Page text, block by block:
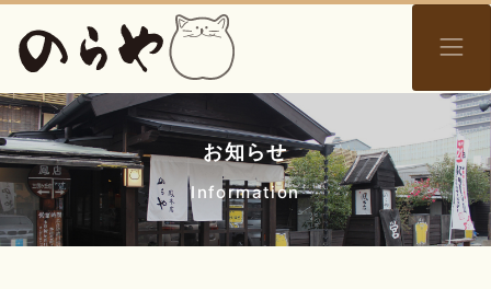
お知らせ
Information